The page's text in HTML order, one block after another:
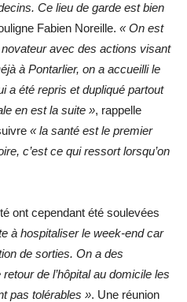
Ce lieu de garde est bien
Fabien Noreille. « On est
avec des actions visant
à Pontarlier, on a accueilli le
a été repris et dupliqué partout
en est la suite », rappelle
« la santé est le premier
c’est ce qui ressort lorsqu’on
ont cependant été soulevées
à hospitaliser le week-end car
de sorties. On a des
de l’hôpital au domicile les
pas tolérables ». Une réunion